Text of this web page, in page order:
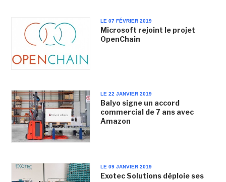
LE 07 FÉVRIER 2019
Microsoft rejoint le projet
OpenChain
LE 22 JANVIER 2019
Balyo signe un accord
commercial de 7 ans avec
Amazon
LE 09 JANVIER 2019
Exotec Solutions déploie ses